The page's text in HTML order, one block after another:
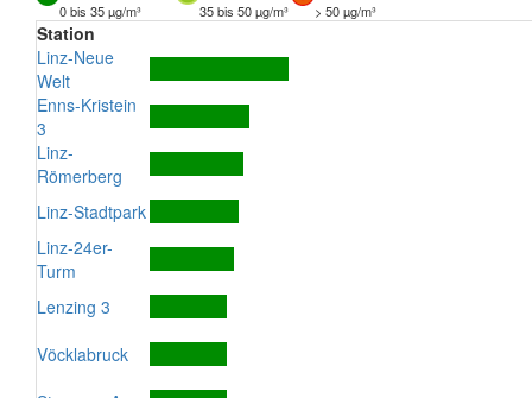
0 bis 35 µg/m³
35 bis 50 µg/m³ > 50 µg/m³
Station
Linz-Neue
Welt
Enns-Kristein
3
Linz-
Römerberg
Linz-Stadtpark
Linz-24er-
Turm
Lenzing 3
Vöcklabruck